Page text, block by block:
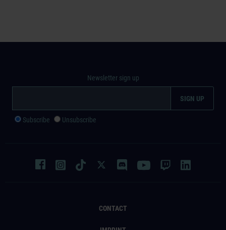
CONTACT
Newsletter sign up
Subscribe Unsubscribe